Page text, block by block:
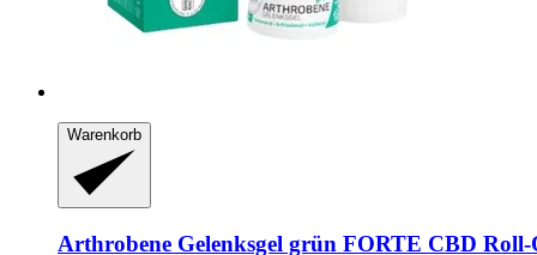
Warenkorb
Arthrobene Gelenksgel grün FORTE CBD Roll-​